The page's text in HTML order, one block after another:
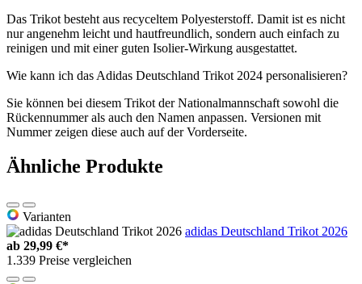
Das Trikot besteht aus recyceltem Polyesterstoff. Damit ist es nicht
nur angenehm leicht und hautfreundlich, sondern auch einfach zu
reinigen und mit einer guten Isolier-Wirkung ausgestattet.
Wie kann ich das Adidas Deutschland Trikot 2024 personalisieren?
Sie können bei diesem Trikot der Nationalmannschaft sowohl die
Rückennummer als auch den Namen anpassen. Versionen mit
Nummer zeigen diese auch auf der Vorderseite.
Ähnliche Produkte
Varianten
adidas Deutschland Trikot 2026
ab 29,99 €*
1.339 Preise vergleichen